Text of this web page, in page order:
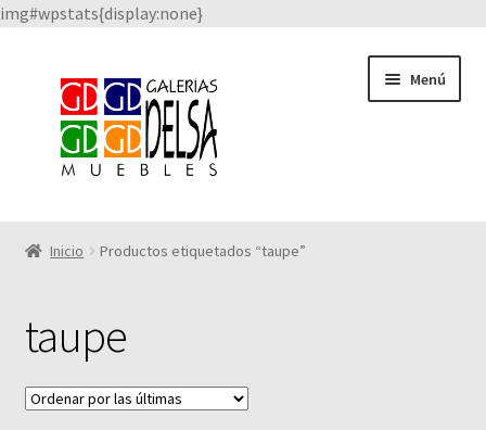
img#wpstats{display:none}
navegación
contenido
Menú
Quienes Somos
Nuestros proveedores
Inicio Productos etiquetados “taupe”
taupe